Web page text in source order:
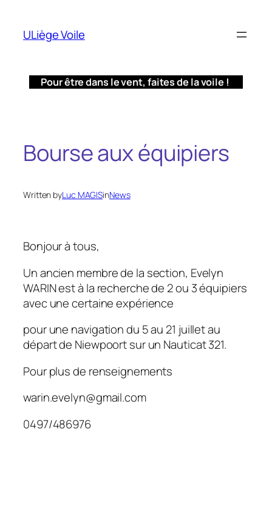
contenu
ULiège Voile
Pour être dans le vent, faites de la voile !
Bourse aux équipiers
Written byLuc MAGISinNews
Bonjour à tous,
Un ancien membre de la section, Evelyn
WARIN est à la recherche de 2 ou 3 équipiers
avec une certaine expérience
pour une navigation du 5 au 21 juillet au
départ de Niewpoort sur un Nauticat 321.
Pour plus de renseignements
warin.evelyn@gmail.com
0497/486976